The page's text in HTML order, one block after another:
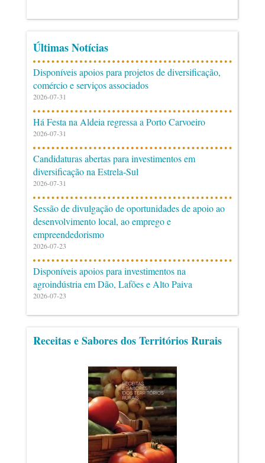
Últimas Notícias
Disponíveis apoios para projetos de diversificação,
comércio e serviços associados
2026-07-31
Há Festa na Aldeia regressa a Porto Carvoeiro
2026-07-31
Candidaturas abertas para investimentos em
diversificação na Estrela-Sul
2026-07-31
Sessão de divulgação de oportunidades de apoio ao
desenvolvimento local, ao emprego e
empreendedorismo
2026-07-23
Disponíveis apoios para investimentos na
agroindústria em Dão, Lafões e Alto Paiva
2026-07-23
Receitas e Sabores dos Territórios Rurais